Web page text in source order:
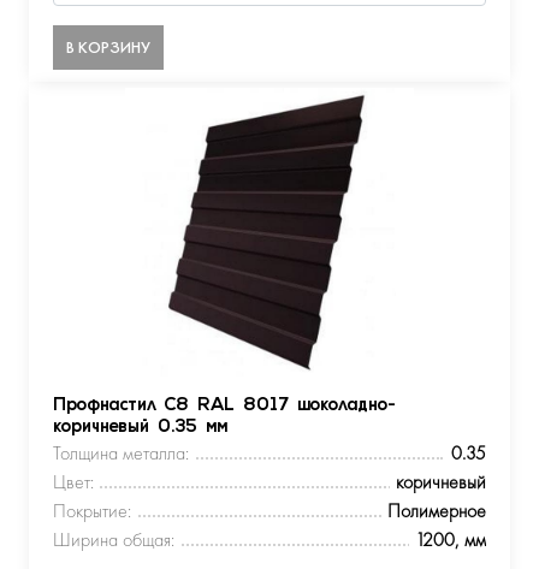
В КОРЗИНУ
Профнастил С8 RAL 8017 шоколадно-
коричневый 0.35 мм
Толщина металла:
0.35
Цвет:
коричневый
Покрытие:
Полимерное
Ширина общая:
1200, мм